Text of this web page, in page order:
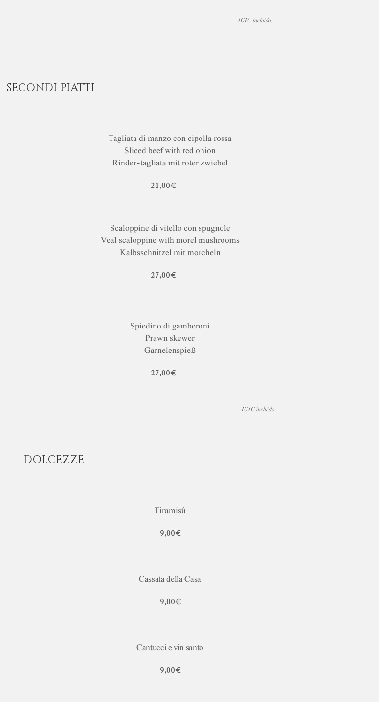
IGIC incluido.
SECONDI PIATTI
Tagliata di manzo con cipolla rossa
Sliced beef with red onion
Rinder-tagliata mit roter zwiebel
21,00€
Scaloppine di vitello con spugnole
Veal scaloppine with morel mushrooms
Kalbsschnitzel mit morcheln
27,00€
Spiedino di gamberoni
Prawn skewer
Garnelenspieß
27,00€
IGIC incluido.
DOLCEZZE
Tiramisú
9,00€
Cassata della Casa
9,00€
Cantucci e vin santo
9,00€